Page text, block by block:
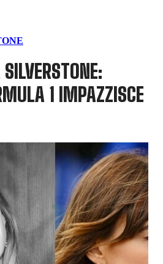
1 IMPAZZISCE